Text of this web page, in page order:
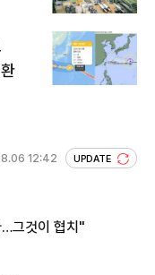
12:42 UPDATE
그것이 협치"